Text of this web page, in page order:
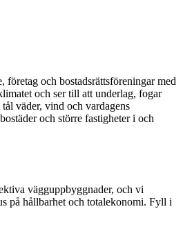
och bostadsrättsföreningar med
och ser till att underlag, fogar
väder, vind och vardagens
och större fastigheter i och
vägguppbyggnader, och vi
på hållbarhet och totalekonomi. Fyll i